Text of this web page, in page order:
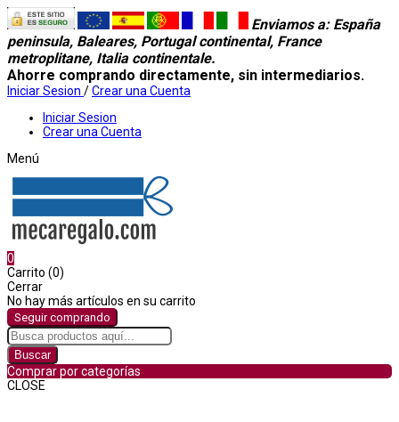
Enviamos a: España
peninsula, Baleares, Portugal continental, France
metroplitane, Italia continentale.
Ahorre comprando directamente, sin intermediarios.
Iniciar Sesion /Crear una Cuenta
Iniciar Sesion
Crear una Cuenta
Menú
0
Carrito (0)
Cerrar
No hay más artículos en su carrito
Seguir comprando
Buscar
Comprar por categorías
CLOSE